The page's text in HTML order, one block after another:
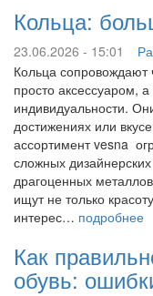
Кольца:
23.06.2026 - 15:01
Кольца сопровождают
просто аксессуаром,
индивидуальности.
достижениях или
ассортимент vesna
сложных
драгоценных
ищут не только
интерес… подробнее
Как
обувь: